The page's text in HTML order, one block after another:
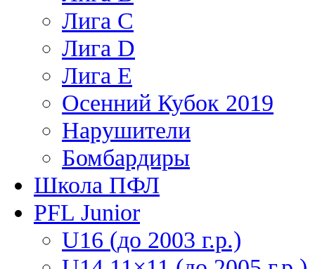
Лига С
Лига D
Лига Е
Осенний Кубок 2019
Нарушители
Бомбардиры
Школа ПФЛ
PFL Junior
U16 (до 2003 г.р.)